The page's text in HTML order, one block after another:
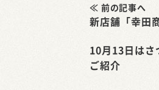
≪ 前の記事へ
新店舗「幸田
10月13日はさ
ご紹介